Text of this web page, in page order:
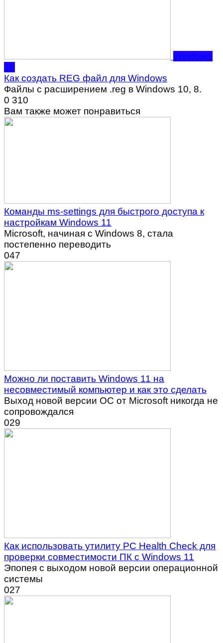
Windows
10
Как создать REG файл для Windows
Файлы с расширением .reg в Windows 10, 8.
0 310
Вам также может понравиться
Команды ms-settings для быстрого доступа к
настройкам Windows 11
Microsoft, начиная с Windows 8, стала
постепенно переводить
047
Можно ли поставить Windows 11 на
несовместимый компьютер и как это сделать
Выход новой версии ОС от Microsoft никогда не
сопровождался
029
Как использовать утилиту PC Health Check для
проверки совместимости ПК с Windows 11
Эпопея с выходом новой версии операционной
системы
027